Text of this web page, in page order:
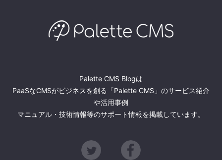
Palette CMS Blogは
PaaSなCMSがビジネスを創る「Palette CMS」のサービス紹介
や活用事例
マニュアル・技術情報等のサポート情報を掲載しています。
Twitter